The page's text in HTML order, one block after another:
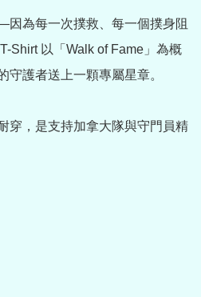
為每一次撲救、每一個撲身阻
Shirt 以「Walk of Fame」為概
守護者送上一顆專屬星章。
穿，是支持加拿大隊與守門員精